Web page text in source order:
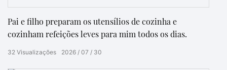
Pai e filho preparam os utensílios de cozinha e
cozinham refeições leves para mim todos os dias.
2026 07 30
32 Visualizações